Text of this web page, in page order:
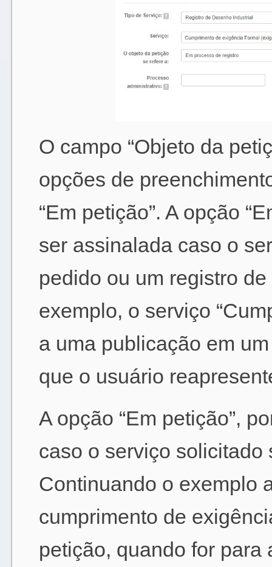
O campo “Objeto da
opções de
“Em petição”. A opção
ser assinalada caso o
pedido ou um registro
exemplo, o serviço
a uma publicação em
que o usuário
A opção “Em petição”,
caso o serviço solicitado
Continuando o exemplo
cumprimento de
petição, quando for para